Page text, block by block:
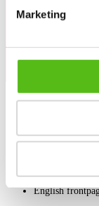
Marketing
Vedhæng af 8
OM OS
Velgørenhed
English